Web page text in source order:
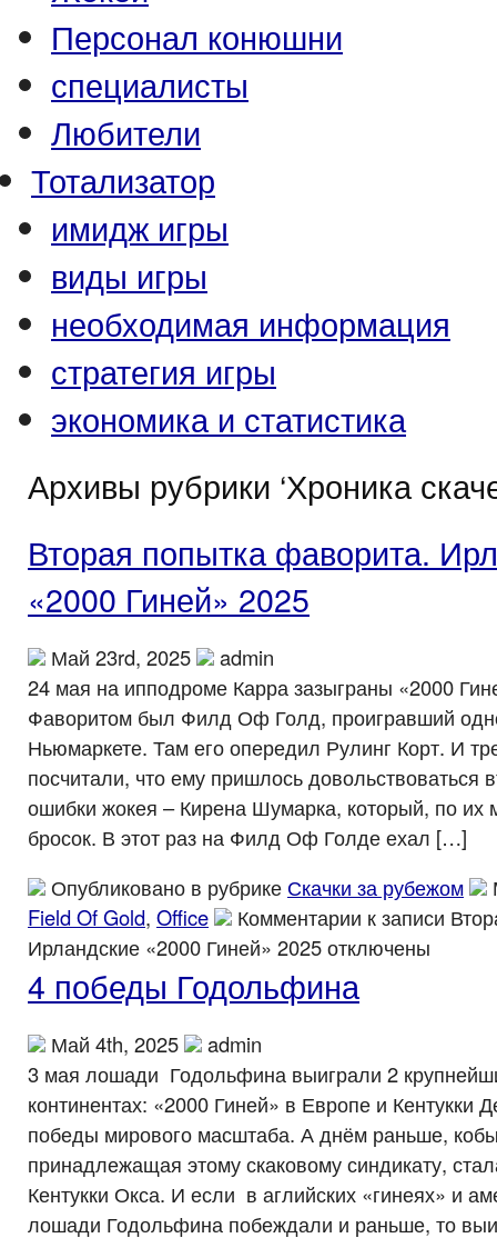
Персонал конюшни
специалисты
Любители
Тотализатор
имидж игры
виды игры
необходимая информация
стратегия игры
экономика и статистика
Архивы рубрики ‘Хроника
Вторая попытка фаворита.
«2000 Гиней» 2025
Май 23rd, 2025
admin
24 мая на ипподроме Карра зазыграны «2000
Фаворитом был Филд Оф Голд, проигравший
Ньюмаркете. Там его опередил Рулинг Корт. И
посчитали, что ему пришлось довольствоваться
ошибки жокея – Кирена Шумарка, который, по их
бросок. В этот раз на Филд Оф Голде ехал […]
Опубликовано в рубрике Скачки за рубежом
Field Of Gold, Office Комментарии к записи
Ирландские «2000 Гиней» 2025отключены
4 победы Годольфина
Май 4th, 2025
admin
3 мая лошади Годольфина выиграли 2
континентах: «2000 Гиней» в Европе и
победы мирового масштаба. А днём раньше,
принадлежащая этому скаковому синдикату,
Кентукки Окса. И если в аглийских «гинеях» и
лошади Годольфина побеждали и раньше, то